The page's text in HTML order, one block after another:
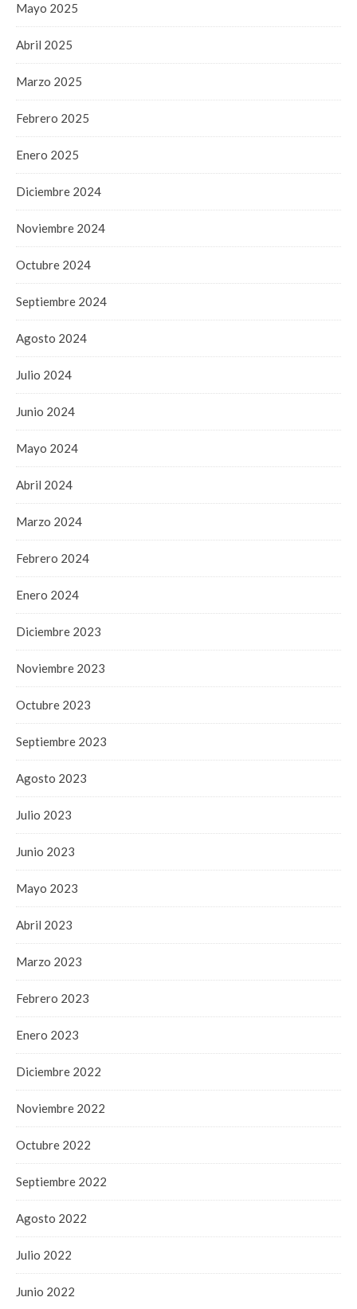
Mayo 2025
Abril 2025
Marzo 2025
Febrero 2025
Enero 2025
Diciembre 2024
Noviembre 2024
Octubre 2024
Septiembre 2024
Agosto 2024
Julio 2024
Junio 2024
Mayo 2024
Abril 2024
Marzo 2024
Febrero 2024
Enero 2024
Diciembre 2023
Noviembre 2023
Octubre 2023
Septiembre 2023
Agosto 2023
Julio 2023
Junio 2023
Mayo 2023
Abril 2023
Marzo 2023
Febrero 2023
Enero 2023
Diciembre 2022
Noviembre 2022
Octubre 2022
Septiembre 2022
Agosto 2022
Julio 2022
Junio 2022